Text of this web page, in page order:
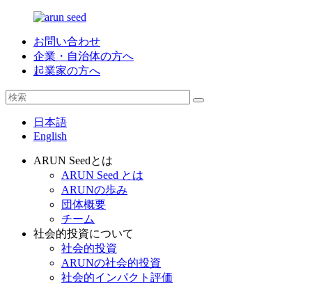
お問い合わせ
企業・自治体の方へ
起業家の方へ
日本語
English
ARUN Seedとは
ARUN Seed とは
ARUNの歩み
団体概要
チーム
社会的投資について
社会的投資
ARUNの社会的投資
社会的インパクト評価